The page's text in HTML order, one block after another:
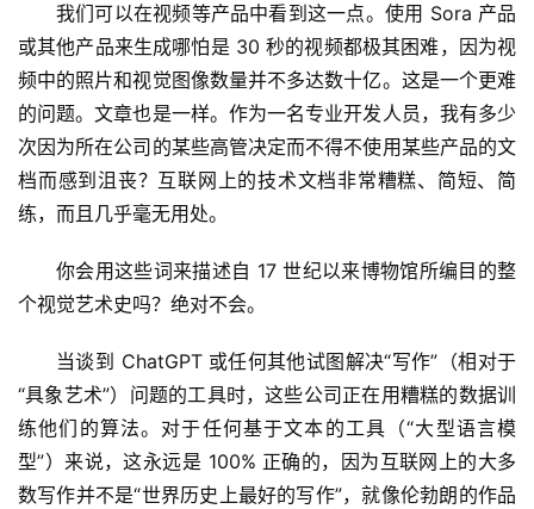
行
业
资
讯
A
费
A
I
V
我们可以在视频等产品中看到这一点。使用 Sora 产品
或其他产品来生成哪怕是 30 秒的视频都极其困难，因为视
频中的照片和视觉图像数量并不多达数十亿。这是一个更难
的问题。文章也是一样。作为一名专业开发人员，我有多少
次因为所在公司的某些高管决定而不得不使用某些产品的文
档而感到沮丧？互联网上的技术文档非常糟糕、简短、简
练，而且几乎毫无用处。
你会用这些词来描述自 17 世纪以来博物馆所编目的整
个视觉艺术史吗？绝对不会。
当谈到 ChatGPT 或任何其他试图解决“写作”（相对于
“具象艺术”）问题的工具时，这些公司正在用糟糕的数据训
练他们的算法。对于任何基于文本的工具（“大型语言模
型”）来说，这永远是 100% 正确的，因为互联网上的大多
数写作并不是“世界历史上最好的写作”，就像伦勃朗的作品